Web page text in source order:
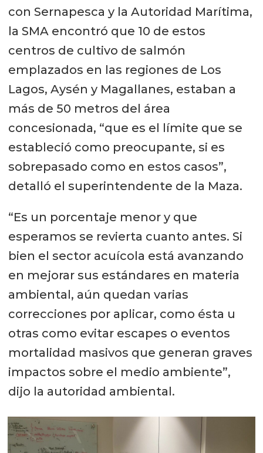
con Sernapesca y la Autoridad Marítima,
la SMA encontró que 10 de estos
centros de cultivo de salmón
emplazados en las regiones de Los
Lagos, Aysén y Magallanes, estaban a
más de 50 metros del área
concesionada, “que es el límite que se
estableció como preocupante, si es
sobrepasado como en estos casos”,
detalló el superintendente de la Maza.
“Es un porcentaje menor y que
esperamos se revierta cuanto antes. Si
bien el sector acuícola está avanzando
en mejorar sus estándares en materia
ambiental, aún quedan varias
correcciones por aplicar, como ésta u
otras como evitar escapes o eventos
mortalidad masivos que generan graves
impactos sobre el medio ambiente”,
dijo la autoridad ambiental.